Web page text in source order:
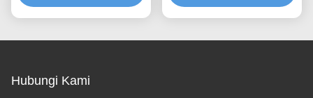
Dapat Disesuaikan
Hubungi Kami